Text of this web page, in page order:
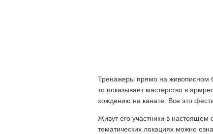
Тренажеры прямо на живописном
то показывает мастерство в
хождению на канате. Все это
Живут его участники в настоящем
тематических локациях можно